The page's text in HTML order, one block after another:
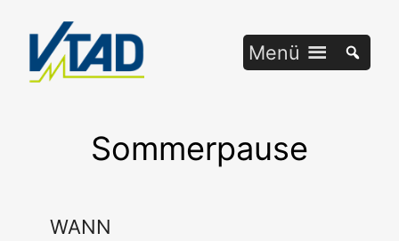
springen
Menü
Sommerpause
WANN